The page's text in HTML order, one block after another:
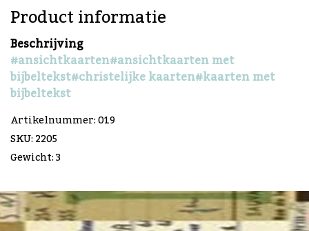
Product informatie
Beschrijving
#ansichtkaarten#ansichtkaarten met
bijbeltekst#christelijke kaarten#kaarten met
bijbeltekst
Artikelnummer: 019
SKU: 2205
Gewicht: 3